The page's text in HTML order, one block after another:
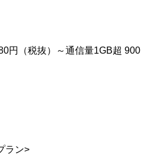
円（税抜）～通信量1GB超 900
ラン>